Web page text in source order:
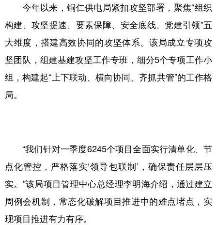
今年以来，铜仁供电局紧扣攻坚部署，聚焦“组织
构建、攻坚提速、要素保障、安全底线、党建引领”五
大维度，搭建高效协同的攻坚体系。该局成立专项攻
坚团队，组建基建攻坚工作专班，细分5个专项工作小
组，构建起“上下联动、横向协同、齐抓共管”的工作格
局。
“我们针对一季度6245个项目全面实行清单化、节
点化管控，严格落实‘领导包联制’，确保责任层层压
实。”该局项目管理中心总经理李明海介绍，通过建立
周例会机制，常态化破解项目推进中的难点堵点，实
现项目推进有力有序。